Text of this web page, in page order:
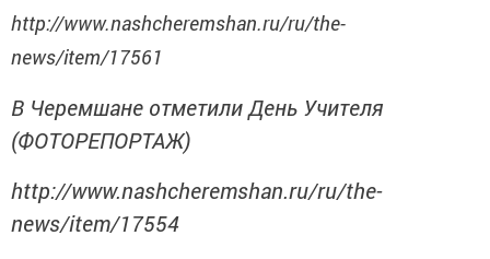
http://www.nashcheremshan.ru/ru/the-
news/item/17561
В Черемшане отметили День Учителя
(ФОТОРЕПОРТАЖ)
http://www.nashcheremshan.ru/ru/the-
news/item/17554